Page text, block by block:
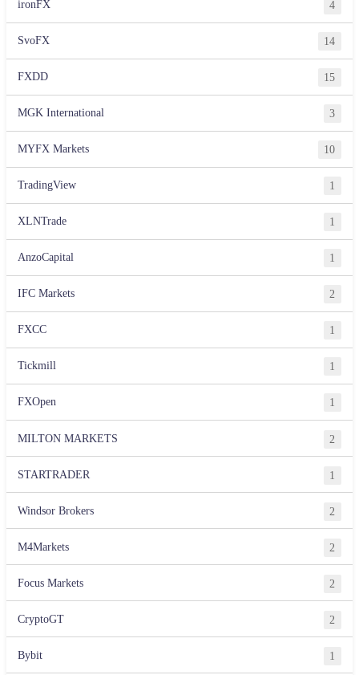
ironFX 4
SvoFX 14
FXDD 15
MGK International 3
MYFX Markets 10
TradingView 1
XLNTrade 1
AnzoCapital 1
IFC Markets 2
FXCC 1
Tickmill 1
FXOpen 1
MILTON MARKETS 2
STARTRADER 1
Windsor Brokers 2
M4Markets 2
Focus Markets 2
CryptoGT 2
Bybit 1